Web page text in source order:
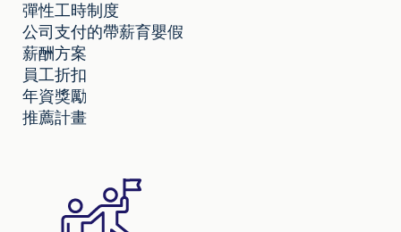
彈性工時制度
公司支付的帶薪育嬰假
薪酬方案
員工折扣
年資獎勵
推薦計畫